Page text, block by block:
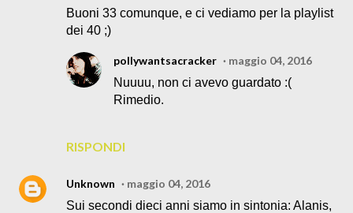
Buoni 33 comunque, e ci vediamo per la playlist
dei 40 ;)
RISPONDI
pollywantsacracker
maggio 04, 2016
Nuuuu, non ci avevo guardato :(
Rimedio.
Unknown
maggio 04, 2016
Sui secondi dieci anni siamo in sintonia: Alanis,